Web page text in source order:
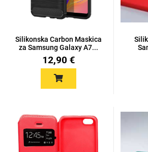
Silikonska Carbon Maskica
za Samsung Galaxy A7...
12,90 €
Love motivi I Need
Quotes Collection